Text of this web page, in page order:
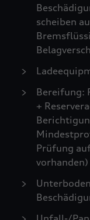
scheiben
Bereifung:
+
Prüfung
vorhanden)